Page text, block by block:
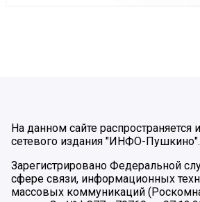
На данном сайте
сетевого издания "ИНФО-Пушкино".
Зарегистрировано Федеральной
сфере связи, информационных
массовых коммуникаций